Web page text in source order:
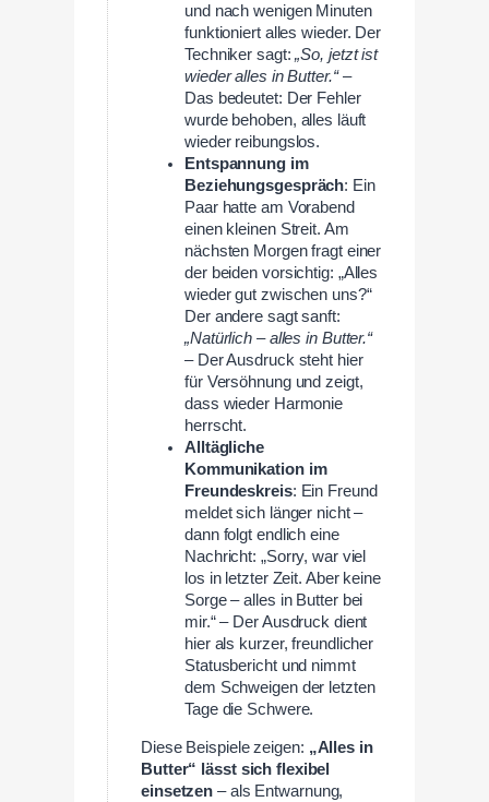
und nach wenigen Minuten
funktioniert alles wieder. Der
Techniker sagt:„So, jetzt ist
wieder alles in Butter.“–
Das bedeutet: Der Fehler
wurde behoben, alles läuft
wieder reibungslos.
Entspannung im
Beziehungsgespräch: Ein
Paar hatte am Vorabend
einen kleinen Streit. Am
nächsten Morgen fragt einer
der beiden vorsichtig: „Alles
wieder gut zwischen uns?“
Der andere sagt sanft:
„Natürlich – alles in Butter.“
– Der Ausdruck steht hier
für Versöhnung und zeigt,
dass wieder Harmonie
herrscht.
Alltägliche
Kommunikation im
Freundeskreis: Ein Freund
meldet sich länger nicht –
dann folgt endlich eine
Nachricht: „Sorry, war viel
los in letzter Zeit. Aber keine
Sorge – alles in Butter bei
mir.“ – Der Ausdruck dient
hier als kurzer, freundlicher
Statusbericht und nimmt
dem Schweigen der letzten
Tage die Schwere.
Diese Beispiele zeigen: „Alles in
Butter“ lässt sich flexibel
einsetzen – als Entwarnung,